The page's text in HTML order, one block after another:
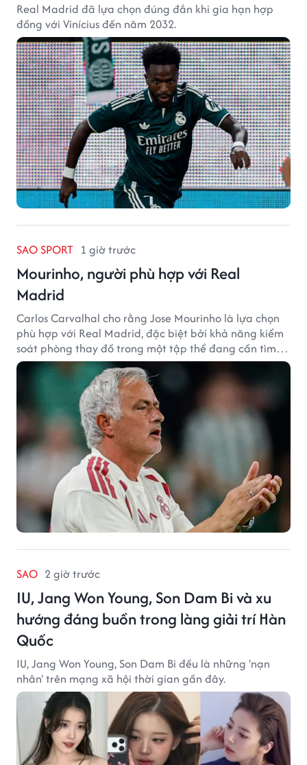
Real Madrid đã lựa chọn đúng đắn khi gia hạn hợp
đồng với Vinícius đến năm 2032.
SAO SPORT 1 giờ trước
Mourinho, người phù hợp với Real
Madrid
Carlos Carvalhal cho rằng Jose Mourinho là lựa chọn
phù hợp với Real Madrid, đặc biệt bởi khả năng kiểm
soát phòng thay đồ trong một tập thể đang cần tìm
lại sự ổn định.
SAO 2 giờ trước
IU, Jang Won Young, Son Dam Bi và xu
hướng đáng buồn trong làng giải trí Hàn
Quốc
IU, Jang Won Young, Son Dam Bi đều là những 'nạn
nhân' trên mạng xã hội thời gian gần đây.